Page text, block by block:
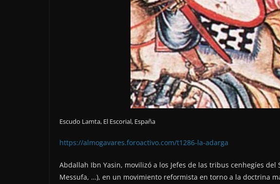
Escudo Lamta, El Escorial, España
https://almogavares.foroactivo.com/t1286-la-adarga
Abdallah Ibn Yasin, movilizó a los Jefes de las tribus cenhegíes del
Messufa, …), en un movimiento reformista en torno a la doctrina